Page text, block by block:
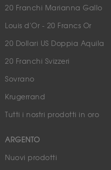
20 Franchi Marianna Gallo
Louis d'Or - 20 Francs Or
20 Dollari US Doppia Aquila
20 Franchi Svizzeri
Sovrano
Krugerrand
Tutti i nostri prodotti in oro
ARGENTO
Nuovi prodotti